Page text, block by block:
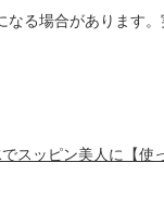
る場合があります
スッピン美人に【使